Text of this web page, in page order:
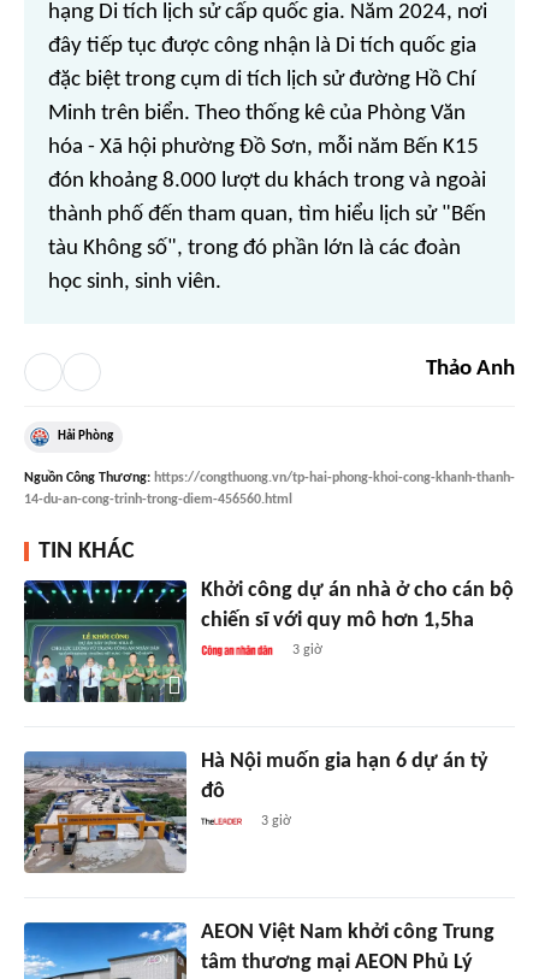
hạng Di tích lịch sử cấp quốc gia. Năm 2024, nơi
đây tiếp tục được công nhận là Di tích quốc gia
đặc biệt trong cụm di tích lịch sử đường Hồ Chí
Minh trên biển. Theo thống kê của Phòng Văn
hóa - Xã hội phường Đồ Sơn, mỗi năm Bến K15
đón khoảng 8.000 lượt du khách trong và ngoài
thành phố đến tham quan, tìm hiểu lịch sử "Bến
tàu Không số", trong đó phần lớn là các đoàn
học sinh, sinh viên.
Thảo Anh
Hải Phòng
Nguồn Công Thương: https://congthuong.vn/tp-hai-phong-khoi-cong-khanh-thanh-
14-du-an-cong-trinh-trong-diem-456560.html
TIN KHÁC
Khởi công dự án nhà ở cho cán bộ
chiến sĩ với quy mô hơn 1,5ha
3 giờ
Hà Nội muốn gia hạn 6 dự án tỷ
đô
3 giờ
AEON Việt Nam khởi công Trung
tâm thương mại AEON Phủ Lý